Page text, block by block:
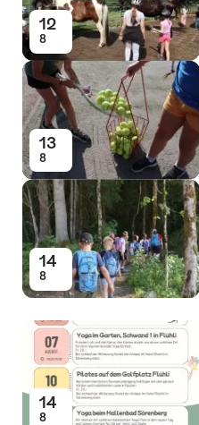
12
8
13
8
14
8
14
8